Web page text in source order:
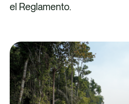
el Reglamento.